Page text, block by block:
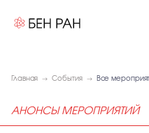
Главная События Все
АНОНСЫ МЕРОПРИЯТИЙ